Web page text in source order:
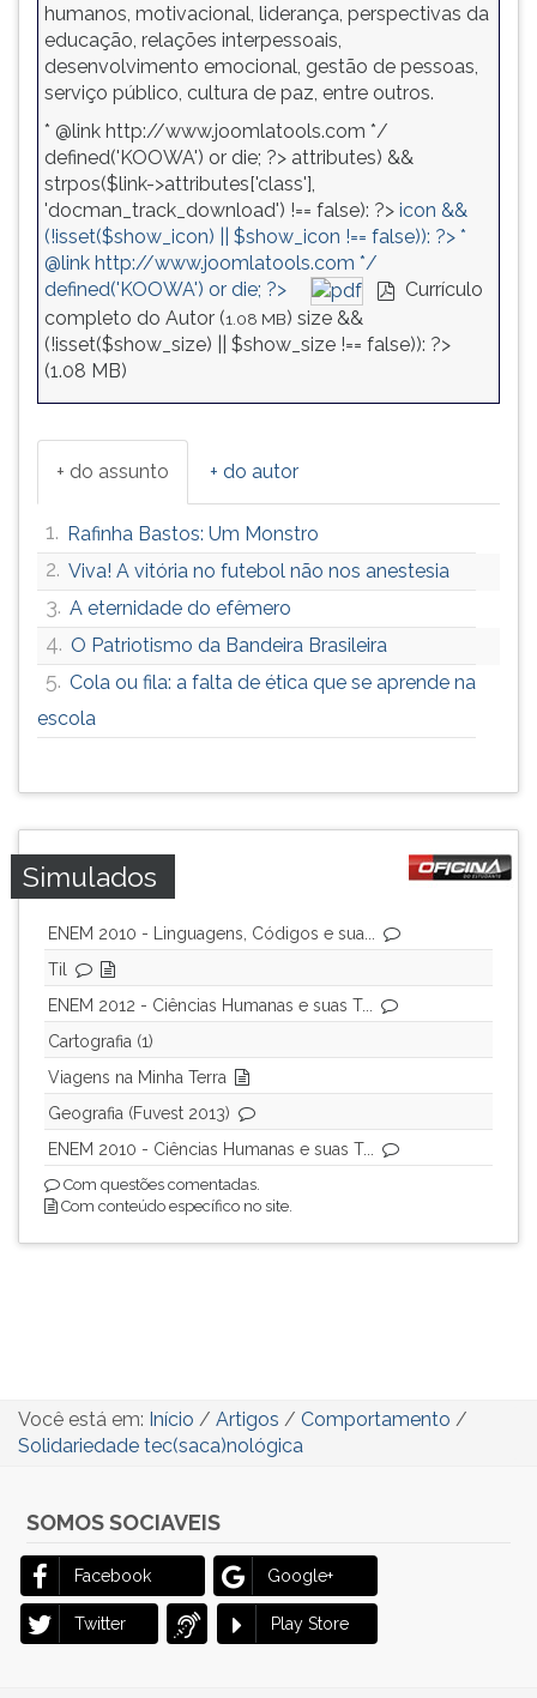
humanos, motivacional, liderança, perspectivas da
educação, relações interpessoais,
desenvolvimento emocional, gestão de pessoas,
serviço público, cultura de paz, entre outros.
* @link http://www.joomlatools.com */
defined('KOOWA') or die; ?> attributes) &&
strpos($link->attributes['class'],
'docman_track_download') !== false): ?> icon &&
(!isset($show_icon) || $show_icon !== false)): ?> *
@link http://www.joomlatools.com */
defined('KOOWA') or die; ?>
Currículo
completo do Autor (1.08 MB) size &&
(!isset($show_size) || $show_size !== false)): ?>
(1.08 MB)
+ do assunto + do autor
1. Rafinha Bastos: Um Monstro
2. Viva! A vitória no futebol não nos anestesia
3. A eternidade do efêmero
4. O Patriotismo da Bandeira Brasileira
5. Cola ou fila: a falta de ética que se aprende na
escola
Simulados
ENEM 2010 - Linguagens, Códigos e sua...
Til
ENEM 2012 - Ciências Humanas e suas T...
Cartografia (1)
Viagens na Minha Terra
Geografia (Fuvest 2013)
ENEM 2010 - Ciências Humanas e suas T...
Com questões comentadas.
Com conteúdo específico no site.
Você está em: Início / Artigos / Comportamento /
Solidariedade tec(saca)nológica
SOMOS SOCIAVEIS
Facebook Google+
Twitter Play Store